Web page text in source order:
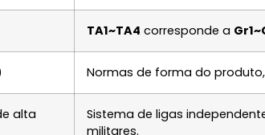
TA1~TA4 corresponde a
Normas de forma do
alta
Sistema de ligas
militares.